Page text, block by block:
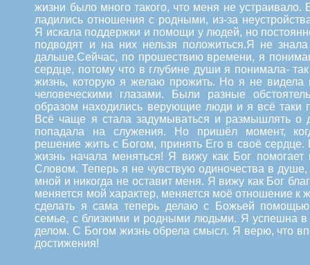
жизни было много такого, что меня не
ладились отношения с родными, из-за
Я искала поддержки и помощи у людей, но
подводят и на них нельзя положиться.Я не
дальше.Сейчас, по прошествию времени, я
сердце, потому что в глубине души я понимала-
жизнь, которую я желаю прожить. Но я не видела
человеческими глазами. Были разные
образом находились верующие люди и я всё таки
Всё чаще я стала задумываться и размышлять о
попадала на служения. Но пришёл момент,
решение жить с Богом, принять Его в своё
жизнь начала меняться! Я вижу как Бог
Словом. Теперь я не чувствую одиночества в
мной и никогда не оставит меня. Я вижу как Бог
меняется мой характер, меняется моё отношение к
сделать я сама теперь делаю с Божьей
семье, с близкими и родными людьми. Я успешна
делом. С Богом жизнь обрела смысл. Я верю, что
достижения!